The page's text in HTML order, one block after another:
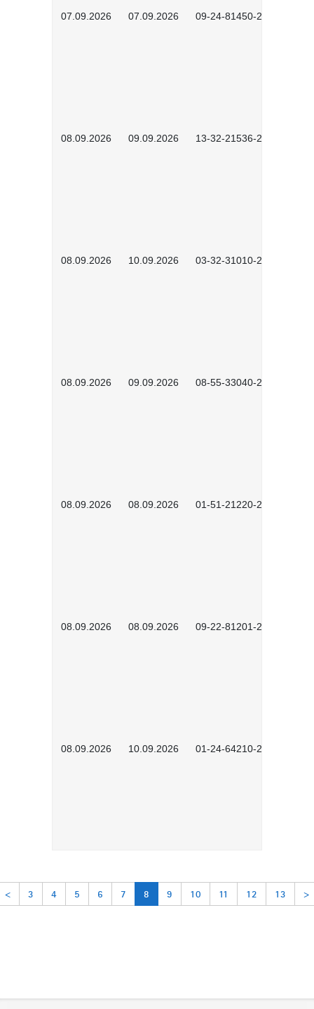
07.09.2026 07.09.2026 09-24-81450-2602
08.09.2026 09.09.2026 13-32-21536-2601
08.09.2026 10.09.2026 03-32-31010-2606
08.09.2026 09.09.2026 08-55-33040-2602
08.09.2026 08.09.2026 01-51-21220-2601
08.09.2026 08.09.2026 09-22-81201-2608
08.09.2026 10.09.2026 01-24-64210-2602
< 3 4 5 6 7 8 9 10 11 12 13 >